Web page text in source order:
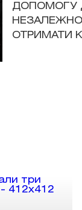
ДОПОМОГУ
ОТРИМАТИ